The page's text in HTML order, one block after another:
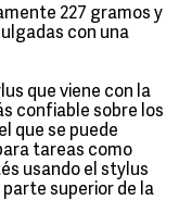
227 gramos y
con una
que viene con la
confiable sobre los
que se puede
tareas como
usando el stylus
superior de la